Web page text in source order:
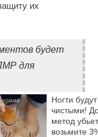
их
будет
для
Ногти будут
чистыми!
метод
возьмите